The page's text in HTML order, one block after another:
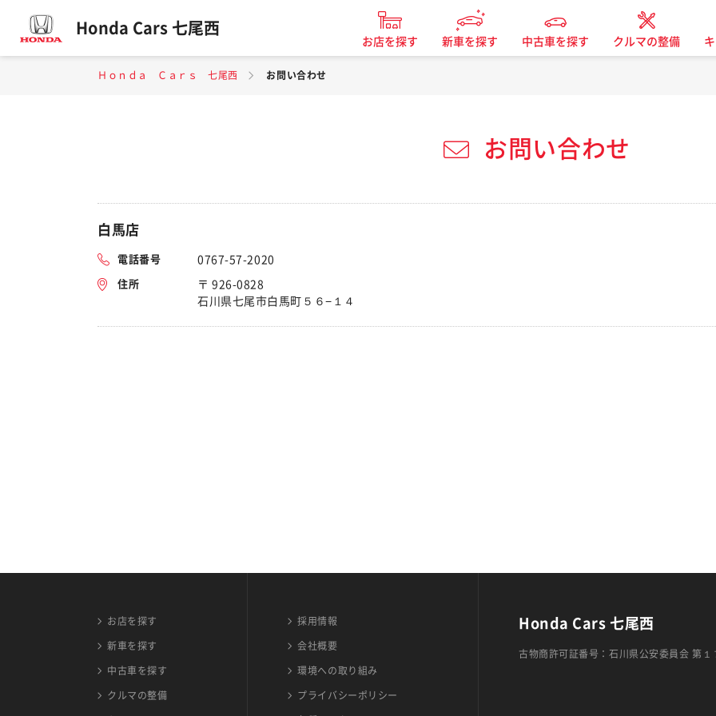
Honda Cars 七尾西
お店を探す 新車を探す 中古車を探す クルマの整備
Ｈｏｎｄａ Ｃａｒｓ 七尾西 お問い合わせ
お問い合わせ
白馬店
電話番号 0767-57-2020
住所
〒 926-0828
石川県七尾市白馬町５６−１４
お店を探す
新車を探す
中古車を探す
クルマの整備
採用情報
会社概要
環境への取り組み
プライバシーポリシー
Honda Cars 七尾西
古物商許可証番号：石川県公安委員会 第１